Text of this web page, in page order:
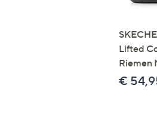
Lifted
Riemen
€